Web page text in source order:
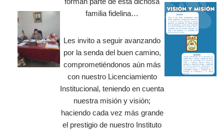
familia fidelina…
Les invito a seguir avanzando
por la senda del buen camino,
comprometiéndonos aún más
con nuestro Licenciamiento
Institucional, teniendo en cuenta
nuestra misión y visión;
haciendo cada vez más grande
el prestigio de nuestro Instituto